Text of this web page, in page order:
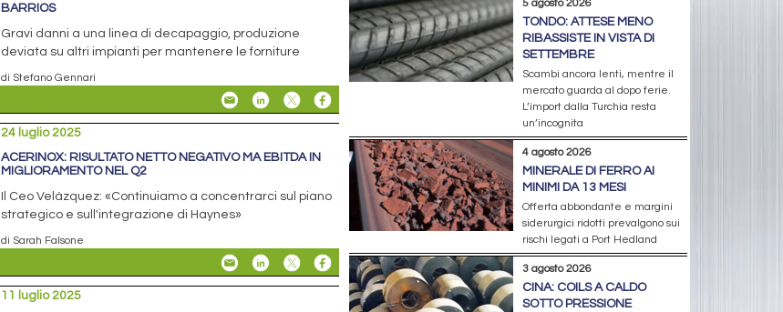
BARRIOS
Gravi danni a una linea di decapaggio, produzione
deviata su altri impianti per mantenere le forniture
di Stefano Gennari
24 luglio 2025
ACERINOX: RISULTATO NETTO NEGATIVO MA EBITDA IN
MIGLIORAMENTO NEL Q2
Il Ceo Velázquez: «Continuiamo a concentrarci sul piano
strategico e sull'integrazione di Haynes»
di Sarah Falsone
11 luglio 2025
5 agosto 2026
TONDO: ATTESE MENO
RIBASSISTE IN VISTA DI
SETTEMBRE
Scambi ancora lenti, mentre il
mercato guarda al dopo ferie.
L’import dalla Turchia resta
un’incognita
4 agosto 2026
MINERALE DI FERRO AI
MINIMI DA 13 MESI
Offerta abbondante e margini
siderurgici ridotti prevalgono sui
rischi legati a Port Hedland
3 agosto 2026
CINA: COILS A CALDO
SOTTO PRESSIONE